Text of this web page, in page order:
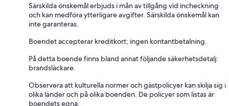
Särskilda önskemål erbjuds i mån av tillgång vid incheckning
och kan medföra ytterligare avgifter. Särskilda önskemål kan
inte garanteras.
Boendet accepterar kreditkort; ingen kontantbetalning.
På detta boende finns bland annat följande säkerhetsdetalj:
brandsläckare.
Observera att kulturella normer och gästpolicyer kan skilja sig i
olika länder och på olika boenden. De policyer som listas är
boendets egna.